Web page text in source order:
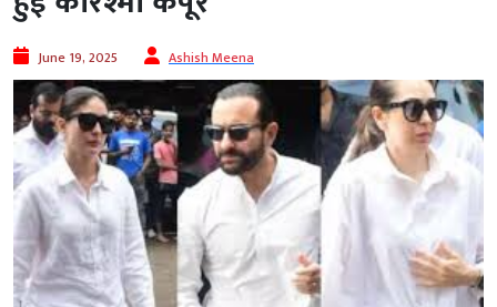
June 19, 2025 Ashish Meena